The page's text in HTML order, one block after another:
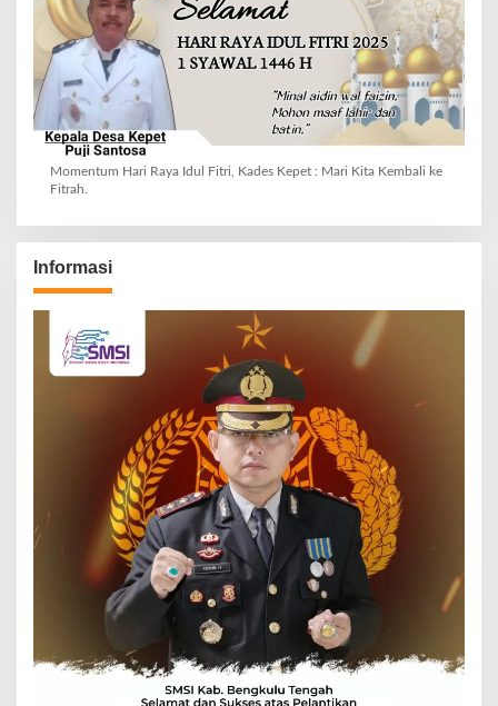
Momentum Hari Raya Idul Fitri, Kades Kepet : Mari Kita Kembali ke
Fitrah.
Informasi